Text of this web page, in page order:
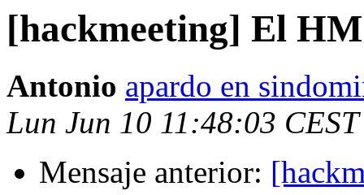
[hackmeeting] El
Antonio apardo en
Lun Jun 10 11:48:03
Mensaje anterior: